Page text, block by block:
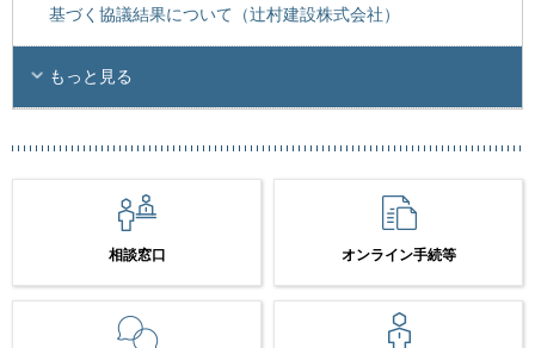
基づく協議結果について（辻村建設株式会社）
もっと見る
相談窓口 オンライン手続等